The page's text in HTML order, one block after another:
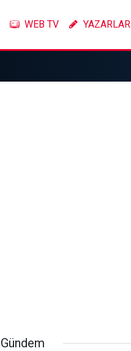
WEB TV YAZARLAR
Gündem